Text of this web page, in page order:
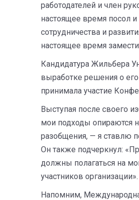
работодателей и член
настоящее время посол
сотрудничества и
настоящее время
Кандидатура Жильбера
выработке решения о
принимала участие
Выступая после своего
мои подходы опираются
разобщения, — я ставлю
Он также подчеркнул:
должны полагаться на
участников организации».
Напомним,